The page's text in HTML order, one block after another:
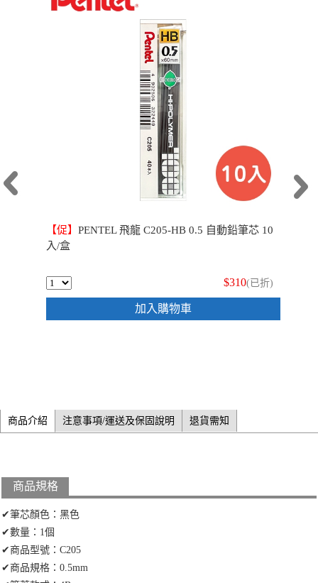
【促】 PENTEL 飛龍 C205-HB 0.5 自動鉛筆芯 10
入/盒
$310(已折)
加入購物車
商品介紹 注意事項/運送及保固說明 退貨需知
商品規格
✔筆芯顏色：黑色
✔數量：1個
✔商品型號：C205
✔商品規格：0.5mm